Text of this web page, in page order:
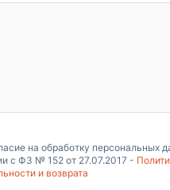
на обработку персональных
с ФЗ № 152 от 27.07.2017 -
и возврата